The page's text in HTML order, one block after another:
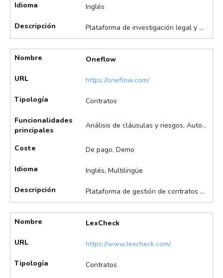
Idioma Inglés
Descripción Plataforma de investigación legal y de negocios que utiliza inteligencia artificial para el procesamiento de lenguaje natural, análisis predictivo y extracción de información relevante de grandes volúmenes de documentos. Su aporte de IA facilita la identificación de tendencias, el análisis de riesgos y la gestión eficiente de la propiedad intelectual y el conocimiento. Destaca en la búsqueda avanzada de jurisprudencia, legislación y artículos científicos, análisis de tendencias legales y del mercado, y alertas de novedades legales y tecnológicas, entre otros.
Nombre Oneflow
URL https://oneflow.com/
Tipología Contratos
Funcionalidades
principales
Análisis de cláusulas y riesgos, Automatización de flujos de trabajo, Comparación de documentos, Gestión asistida de contratos, Redacción asistida de contratos
Coste De pago, Demo
Idioma Inglés, Multilingüe
Descripción Plataforma de gestión de contratos que emplea inteligencia artificial para automatizar la creación, negociación y firma de acuerdos. Su IA permite la extracción automática de datos, la identificación de cláusulas clave y la gestión eficiente de los procesos contractuales, reduciendo errores y acelerando los tiempos de cierre, además de la automatización de flujos de trabajo contractuales.
Nombre LexCheck
URL https://www.lexcheck.com/
Tipología Contratos